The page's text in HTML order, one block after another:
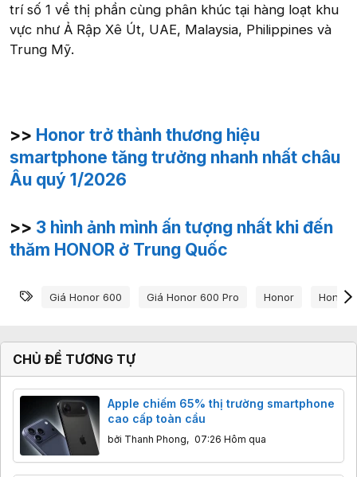
trí số 1 về thị phần cùng phân khúc tại hàng loạt khu
vực như Ả Rập Xê Út, UAE, Malaysia, Philippines và
Trung Mỹ.
>> Honor trở thành thương hiệu
smartphone tăng trưởng nhanh nhất châu
Âu quý 1/2026
>> 3 hình ảnh mình ấn tượng nhất khi đến
thăm HONOR ở Trung Quốc
Từ khóa
Giá Honor 600 Giá Honor 600 Pro Honor Honor
CHỦ ĐỀ TƯƠNG TỰ
Apple chiếm 65% thị trường smartphone
cao cấp toàn cầu
bởi Thanh Phong, 07:26 Hôm qua